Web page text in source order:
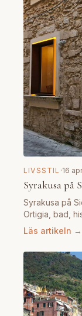
LIVSSTIL ·16
Syrakusa på
Syrakusa på
Ortigia, bad,
Läs artikeln →